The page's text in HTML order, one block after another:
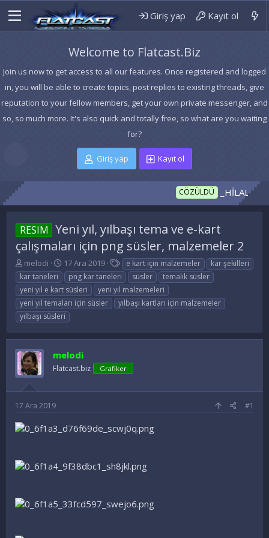
Giriş yap Kayıt ol
Welcome to Flatcast.Biz
Join us now to get access to all our features. Once registered and logged
in, you will be able to create topics, post replies to existing threads, give
reputation to your fellow members, get your own private messenger, and
so, so much more. It's also quick and totally free, so what are you waiting
for?
Giriş yap Kayıt ol
CÖZÜLDÜ _HİLAL temanız
RESIM Yeni yıl, yılbaşı tema ve e-kart
çalışmaları için png süsler, malzemeler 2
K
o
n
u
y
u
a
ş
l
a
t
a
n
melodi
B
a
ş
l
a
n
ı
t
a
i
i
17 Ara 2019
E
t
i
k
e
e
e kart için malzemeler
kar şekilleri
kar taneleri
png kar taneleri süsler
temalık süsler
yeni yıl e kart süsleri
yeni yıl malzemeleri
yeni yıl temaları için süsler
yılbaşı kartları için malzemeler
yılbaşı süsleri
melodi
Flatcast.biz Grafiker
17 Ara 2019 #1